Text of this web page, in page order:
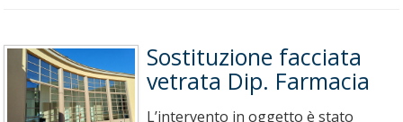
Sostituzione facciata
vetrata Dip. Farmacia
L’intervento in oggetto è stato